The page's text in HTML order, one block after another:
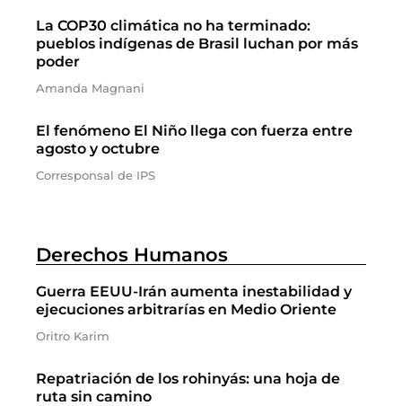
La COP30 climática no ha terminado:
pueblos indígenas de Brasil luchan por más
poder
Amanda Magnani
El fenómeno El Niño llega con fuerza entre
agosto y octubre
Corresponsal de IPS
Derechos Humanos
Guerra EEUU-Irán aumenta inestabilidad y
ejecuciones arbitrarías en Medio Oriente
Oritro Karim
Repatriación de los rohinyás: una hoja de
ruta sin camino